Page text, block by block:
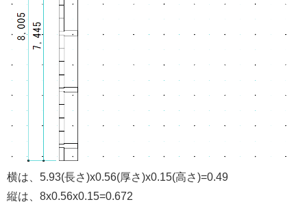
横は、5.93(長さ)x0.56(厚さ)x0.15(高さ)=0.49
縦は、8x0.56x0.15=0.672